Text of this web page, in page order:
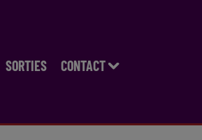
SORTIES CONTACT